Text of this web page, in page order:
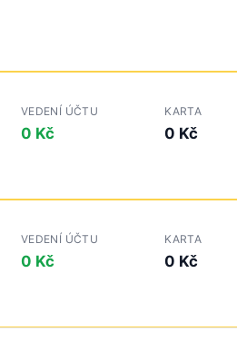
VEDENÍ ÚČTU
0 Kč
KARTA
0 Kč
VEDENÍ ÚČTU
0 Kč
KARTA
0 Kč